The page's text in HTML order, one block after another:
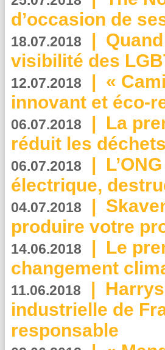
d’occasion de
18.07.2018 |
visibilité des
12.07.2018 | «
innovant et éco-
06.07.2018 | La
réduit les
06.07.2018 |
électrique,
04.07.2018 |
produire votre
14.06.2018 | Le
changement
11.06.2018 |
industrielle de
responsable